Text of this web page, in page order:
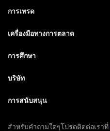
ฟอเร็กซ์
สินค้าโภคภัณฑ์
การเทรด
แพลตฟอร์มของเรา
การจัดการความเสี่ยง
เครื่องมือทางการตลาด
ปฏิทินทางเศรษฐกิจ
ข่าวสาร
การศึกษา
เริ่มต้น
EBook
บริษัท
เกี่ยวกับ Mitrade
การสนับสนุน
สำหรับคำถามใดๆโปรดติดต่อเราที่